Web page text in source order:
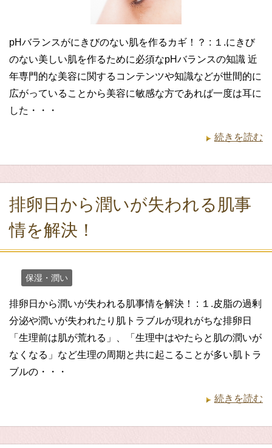
pHバランスがにきびのない肌を作るカギ！？ : １.にきび
のない美しい肌を作るために必須なpHバランスの知識 近
年専門的な美容に関するコンテンツや知識などが世間的に
広がっていることから美容に敏感な方であれば一度は耳に
した・・・
続きを読む
排卵日から潤いが失われる肌事
情を解決！
保湿・潤い
排卵日から潤いが失われる肌事情を解決！ : １.皮脂の過剰
分泌や潤いが失われたり肌トラブルが現れがちな排卵日
「生理前は肌が荒れる」、「生理中はやたらと肌の潤いが
なくなる」など生理の周期と共に起こることが多い肌トラ
ブルの・・・
続きを読む